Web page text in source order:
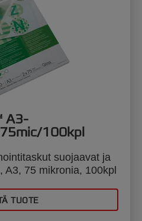
A3-
100kpl
suojaavat ja
A3, 75 mikronia, 100kpl
TUOTE